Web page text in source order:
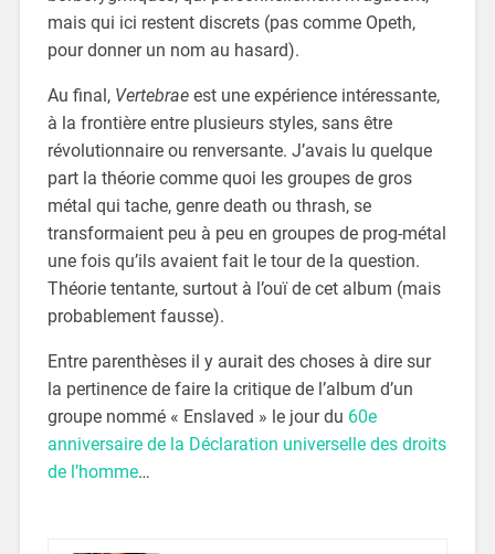
mais qui ici restent discrets (pas comme Opeth,
pour donner un nom au hasard).
Au final, Vertebrae est une expérience intéressante,
à la frontière entre plusieurs styles, sans être
révolutionnaire ou renversante. J’avais lu quelque
part la théorie comme quoi les groupes de gros
métal qui tache, genre death ou thrash, se
transformaient peu à peu en groupes de prog-métal
une fois qu’ils avaient fait le tour de la question.
Théorie tentante, surtout à l’ouï de cet album (mais
probablement fausse).
Entre parenthèses il y aurait des choses à dire sur
la pertinence de faire la critique de l’album d’un
groupe nommé « Enslaved » le jour du 60e
anniversaire de la Déclaration universelle des droits
de l’homme…